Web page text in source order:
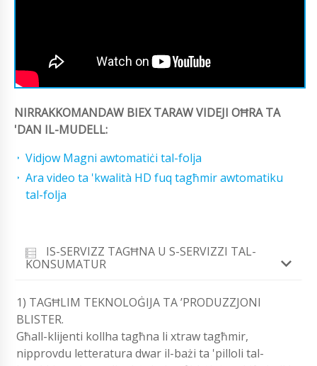
NIRRAKKOMANDAW BIEX TARAW VIDEJI OĦRA TA
'DAN IL-MUDELL:
Vidjow Magni awtomatiċi tal-folja
Ara video ta 'kwalità HD fuq tagħmir awtomatiku
tal-folja
IS-SERVIZZ TAGĦNA U S-SERVIZZI TAL-
KONSUMATUR
1) TAGĦLIM TEKNOLOĠIJA TA ’PRODUZZJONI
BLISTER.
Għall-klijenti kollha tagħna li xtraw tagħmir,
nipprovdu letteratura dwar il-bażi ta 'pilloli tal-